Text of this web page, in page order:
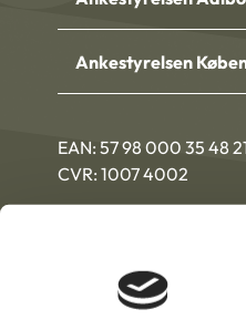
Ankestyrelsen
EAN: 57 98 000 35 48
CVR: 1007 4002